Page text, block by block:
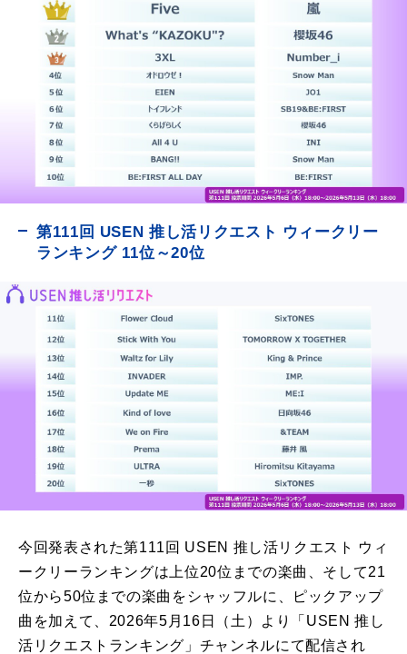
第111回 USEN 推し活リクエスト ウィークリー
ランキング 11位～20位
今回発表された第111回 USEN 推し活リクエスト ウィ
ークリーランキングは上位20位までの楽曲、そして21
位から50位までの楽曲をシャッフルに、ピックアップ
曲を加えて、2026年5月16日（土）より「USEN 推し
活リクエストランキング」チャンネルにて配信され